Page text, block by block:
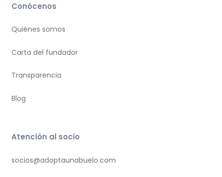
Conócenos
Quiénes somos
Carta del fundador
Transparencia
Blog
Atención al socio
socios@adoptaunabuelo.com